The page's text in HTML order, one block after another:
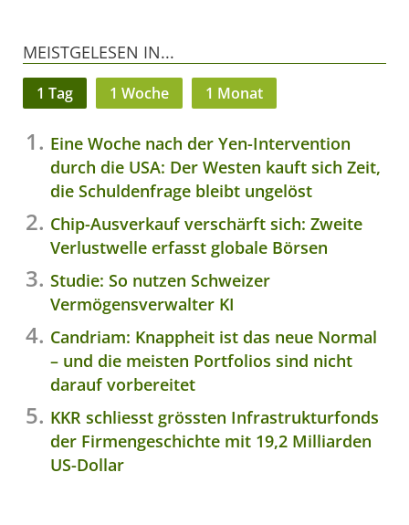
MEISTGELESEN IN...
1 Tag 1 Woche 1 Monat
Eine Woche nach der Yen-Intervention
durch die USA: Der Westen kauft sich Zeit,
die Schuldenfrage bleibt ungelöst
Chip-Ausverkauf verschärft sich: Zweite
Verlustwelle erfasst globale Börsen
Studie: So nutzen Schweizer
Vermögensverwalter KI
Candriam: Knappheit ist das neue Normal
– und die meisten Portfolios sind nicht
darauf vorbereitet
KKR schliesst grössten Infrastrukturfonds
der Firmengeschichte mit 19,2 Milliarden
US-Dollar